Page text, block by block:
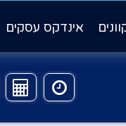
אינדקס עסקים